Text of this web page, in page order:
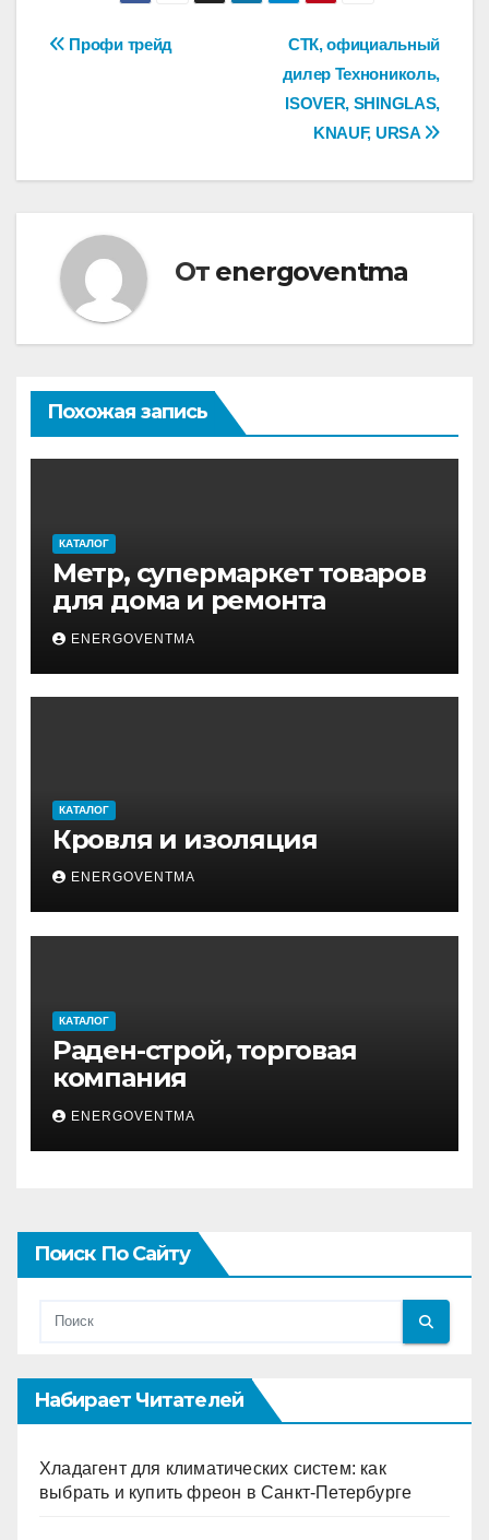
Навигация
СТК, официальный
дилер Технониколь,
ISOVER, SHINGLAS,
KNAUF, URSA
Профи трейд
От energoventma
Похожая запись
КАТАЛОГ
Метр, супермаркет товаров
для дома и ремонта
ENERGOVENTMA
КАТАЛОГ
Кровля и изоляция
ENERGOVENTMA
КАТАЛОГ
Раден-строй, торговая
компания
ENERGOVENTMA
Поиск По Сайту
Набирает Читателей
Хладагент для климатических систем: как
выбрать и купить фреон в Санкт-Петербурге